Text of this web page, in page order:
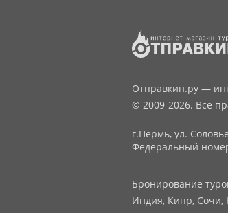
Отправкин.ру —
© 2009-2026. Все
г.Пермь, ул.
Федеральный
Бронирование
Индия, Кипр, Сочи,